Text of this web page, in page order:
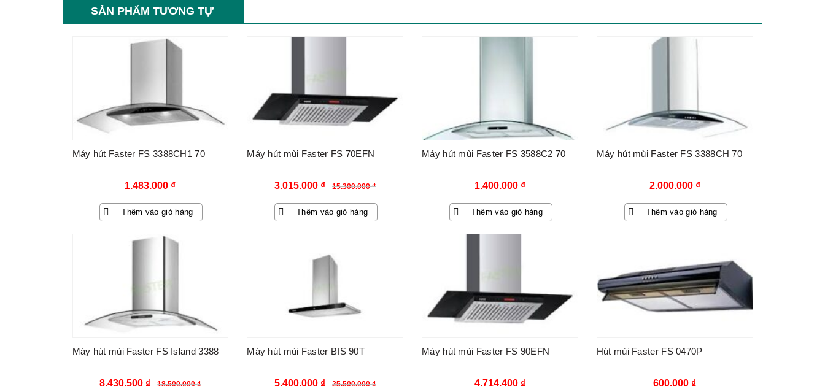
SẢN PHẨM TƯƠNG TỰ
Máy hút Faster FS 3388CH1 70
1.483.000 ₫
Thêm vào giỏ hàng
Máy hút mùi Faster FS 70EFN
15.300.000₫
Giá
gốc
là:
3.015.000 ₫
Giá
hiện
tại
3.015.000 ₫.
Thêm vào giỏ hàng
Máy hút mùi Faster FS 3588C2 70
1.400.000 ₫
Thêm vào giỏ hàng
Máy hút mùi Faster FS 3388CH 70
2.000.000 ₫
Thêm vào giỏ hàng
Máy hút mùi Faster FS Island 3388
18.500.000₫
Giá
8.430.500 ₫
Giá
Máy hút mùi Faster BIS 90T
25.500.000₫
Giá
5.400.000 ₫
Giá
Máy hút mùi Faster FS 90EFN
4.714.400 ₫
Hút mùi Faster FS 0470P
600.000 ₫